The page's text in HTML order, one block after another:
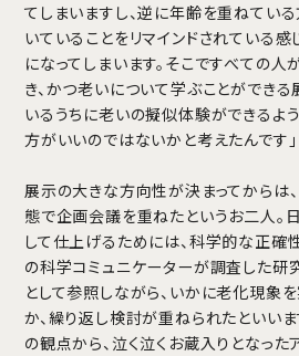
てしまいますし、逆に年齢を重ねてい
いていることをリマインドされている感
になってしまいます。そこですべての人
き、かつ老いについて学ぶことができ
いるうちに老いの擬似体験ができるよ
方がいいのではないかと考えたんです」
展示の大きな方向性が決まってからは
態で企画会議を重ねたというお二人。
して仕上げるためには、科学的な正確
の科学コミュニケーターが調査した研
として参照しながら、いかに老化現象
か、繰り返し検討が重ねられたといい
の観点から、泣く泣くお蔵入りとなった